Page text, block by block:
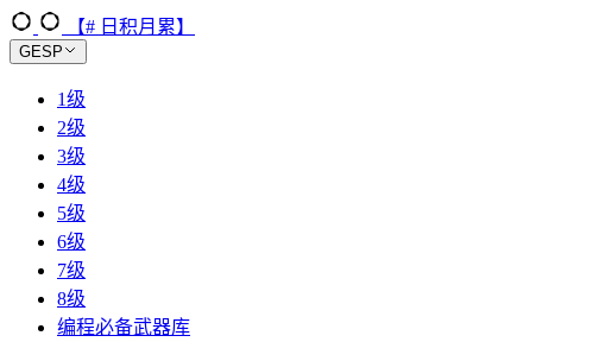
【# 日积月累】
GESP
1级
2级
3级
4级
5级
6级
7级
8级
编程必备武器库